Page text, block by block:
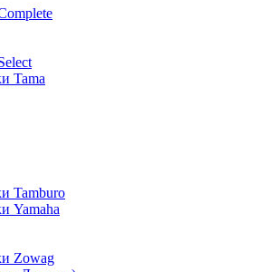
Tama
Tamburo
Yamaha
Zowag